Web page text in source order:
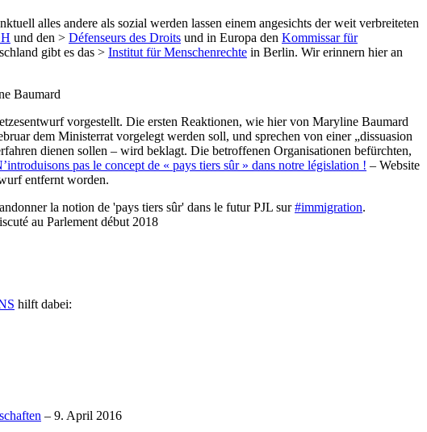
alles andere als sozial werden lassen einem angesichts der weit verbreiteten
und den > Défenseurs des Droits und in Europa den Kommissar für
gibt es das > Institut für Menschenrechte in Berlin. Wir erinnern hier an
Baumard
vorgestellt. Die ersten Reaktionen, wie hier von Maryline Baumard
dem Ministerrat vorgelegt werden soll, und sprechen von einer „dissuasion
dienen sollen – wird beklagt. Die betroffenen Organisationen befürchten,
pas le concept de « pays tiers sûr » dans notre législation ! – Website
entfernt worden.
la notion de 'pays tiers sûr' dans le futur PJL sur#immigration.
au Parlement début 2018
hilft dabei:
– 9. April 2016